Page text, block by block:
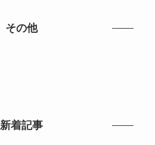
その他
新着記事